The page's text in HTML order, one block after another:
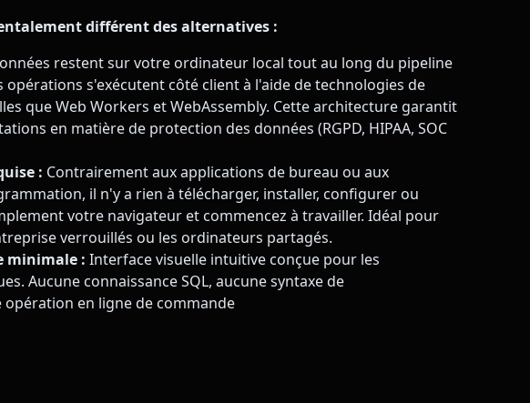
différent des alternatives :
restent sur votre ordinateur local tout au long du pipeline
opérations s'exécutent côté client à l'aide de technologies de
que Web Workers et WebAssembly. Cette architecture garantit
en matière de protection des données (RGPD, HIPAA, SOC
: Contrairement aux applications de bureau ou aux
il n'y a rien à télécharger, installer, configurer ou
votre navigateur et commencez à travailler. Idéal pour
verrouillés ou les ordinateurs partagés.
minimale : Interface visuelle intuitive conçue pour les
Aucune connaissance SQL, aucune syntaxe de
en ligne de commande